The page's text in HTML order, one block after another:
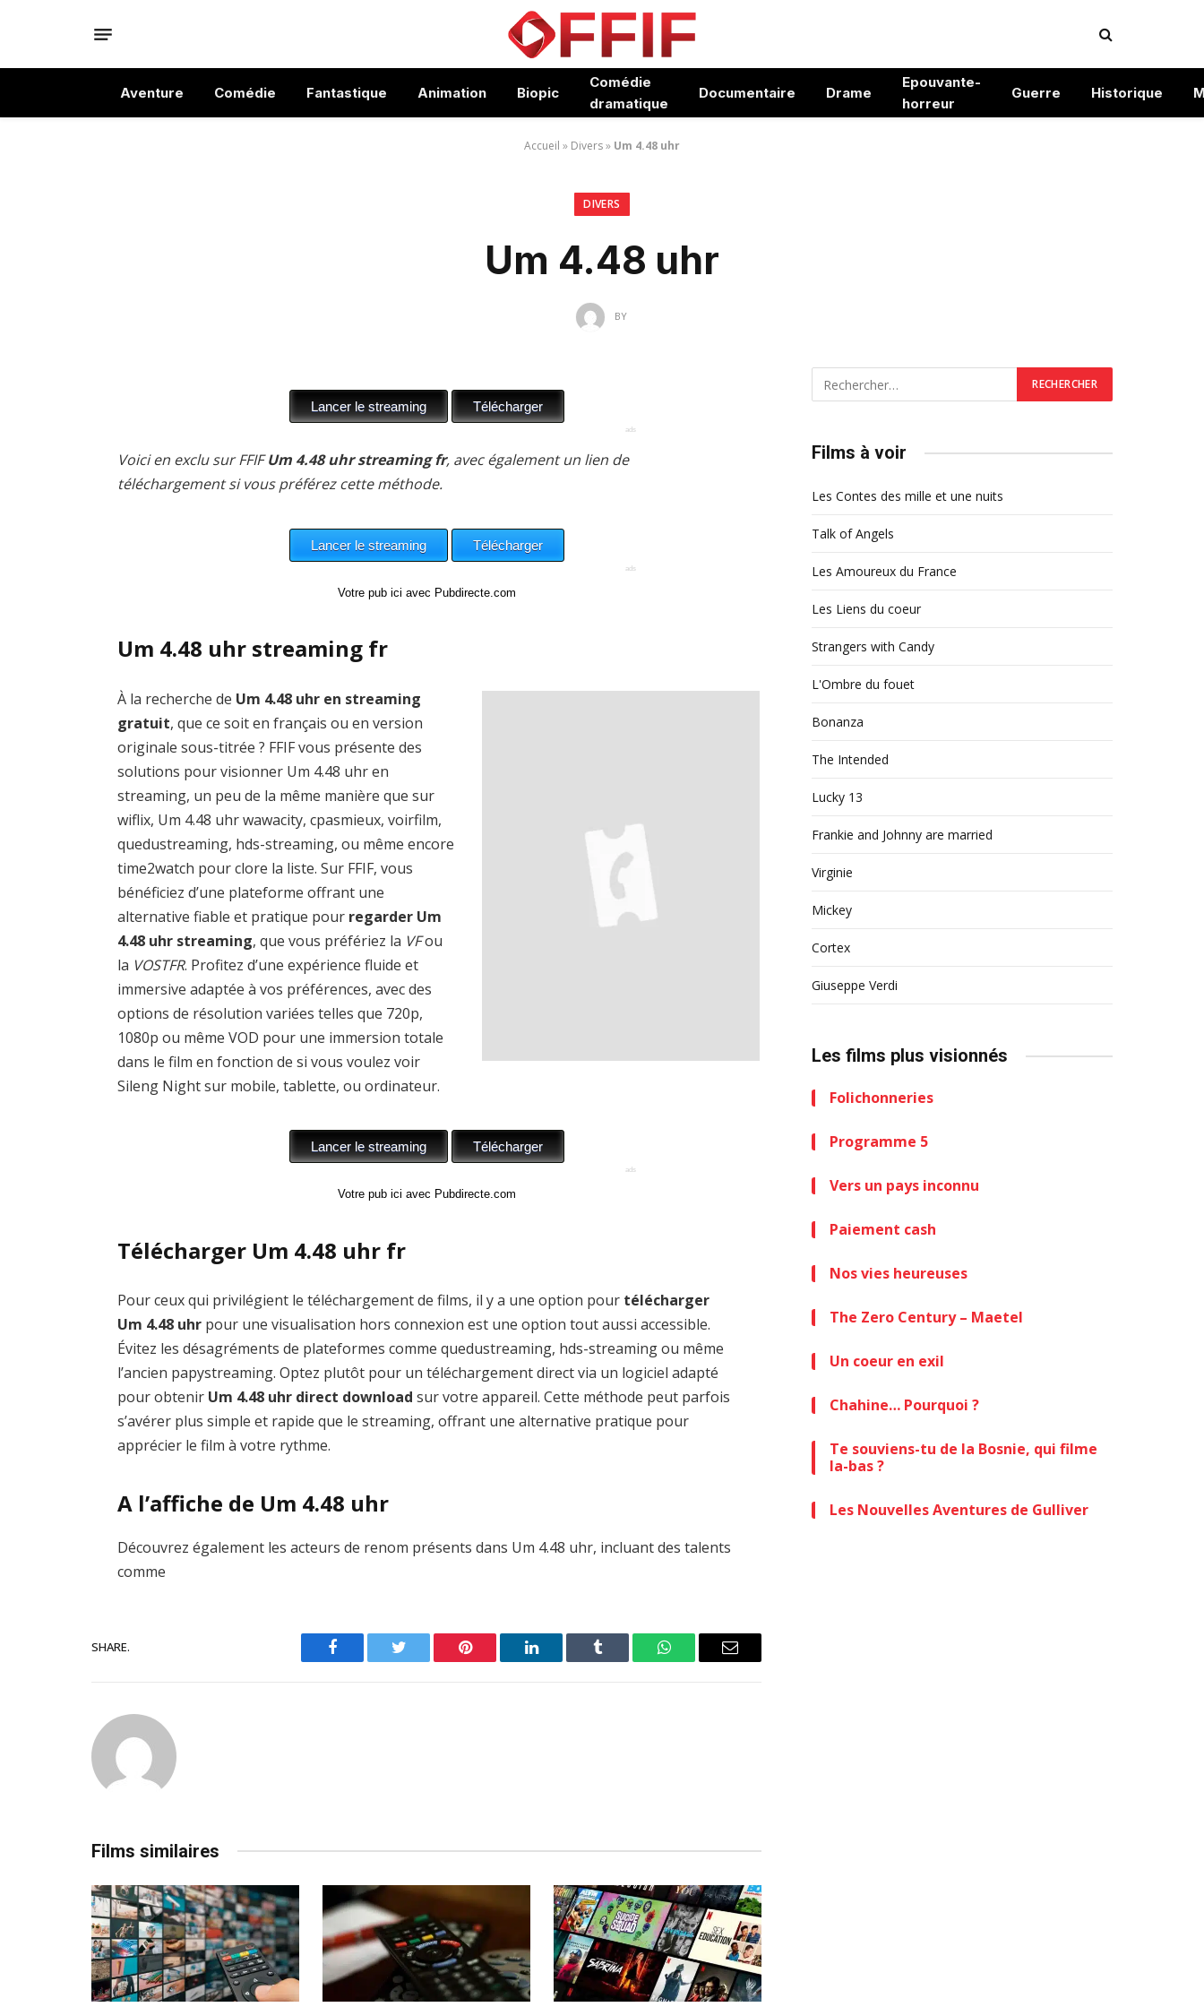
Aventure Comédie Fantastique Animation Biopic
Comédie
dramatique
Documentaire Drame
Epouvante-
horreur
Guerre Historique
Accueil » Divers» Um 4.48 uhr
DIVERS
Um 4.48 uhr
BY
Voici en exclu sur FFIFUm 4.48 uhr streaming fr, avec également un lien de
téléchargement si vous préférez cette méthode.
Votre pub ici avec Pubdirecte.com
Um 4.48 uhr streaming fr
À la recherche de Um 4.48 uhr en streaming
gratuit, que ce soit en français ou en version
originale sous-titrée ? FFIF vous présente des
solutions pour visionner Um 4.48 uhr en
streaming, un peu de la même manière que sur
wiflix, Um 4.48 uhr wawacity, cpasmieux, voirfilm,
quedustreaming, hds-streaming, ou même encore
time2watch pour clore la liste. Sur FFIF, vous
bénéficiez d’une plateforme offrant une
alternative fiable et pratique pour regarder Um
4.48 uhr streaming, que vous préfériez la VFou
la VOSTFR. Profitez d’une expérience fluide et
immersive adaptée à vos préférences, avec des
options de résolution variées telles que 720p,
1080p ou même VOD pour une immersion totale
dans le film en fonction de si vous voulez voir
Sileng Night sur mobile, tablette, ou ordinateur.
Votre pub ici avec Pubdirecte.com
Télécharger Um 4.48 uhr fr
Pour ceux qui privilégient le téléchargement de films, il y a une option pour télécharger
Um 4.48 uhr pour une visualisation hors connexion est une option tout aussi accessible.
Évitez les désagréments de plateformes comme quedustreaming, hds-streaming ou même
l’ancien papystreaming. Optez plutôt pour un téléchargement direct via un logiciel adapté
pour obtenir Um 4.48 uhr direct download sur votre appareil. Cette méthode peut parfois
s’avérer plus simple et rapide que le streaming, offrant une alternative pratique pour
apprécier le film à votre rythme.
A l’affiche de Um 4.48 uhr
Découvrez également les acteurs de renom présents dans Um 4.48 uhr, incluant des talents
comme
SHARE.
Facebook Twitter Pinterest LinkedIn Tumblr WhatsAppEmail
Films similaires
Films à voir
Les Contes des mille et une nuits
Talk of Angels
Les Amoureux du France
Les Liens du coeur
Strangers with Candy
L'Ombre du fouet
Bonanza
The Intended
Lucky 13
Frankie and Johnny are married
Virginie
Mickey
Cortex
Giuseppe Verdi
Les films plus visionnés
Folichonneries
Programme 5
Vers un pays inconnu
Paiement cash
Nos vies heureuses
The Zero Century – Maetel
Un coeur en exil
Chahine… Pourquoi ?
Te souviens-tu de la Bosnie, qui filme
la-bas ?
Les Nouvelles Aventures de Gulliver